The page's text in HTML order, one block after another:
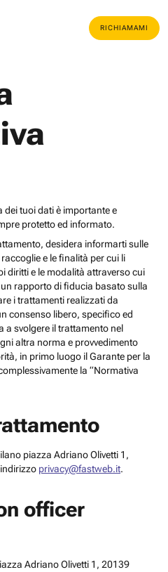
RICHIAMAMI
dei tuoi dati è importante e
protetto ed informato.
desidera informarti sulle
e le finalità per cui li
diritti e le modalità attraverso cui
rapporto di fiducia basato sulla
i trattamenti realizzati da
consenso libero, specifico ed
a svolgere il trattamento nel
altra norma e provvedimento
in primo luogo il Garante per la
la “Normativa
piazza Adriano Olivetti 1,
privacy@fastweb.it.
officer
Adriano Olivetti 1, 20139